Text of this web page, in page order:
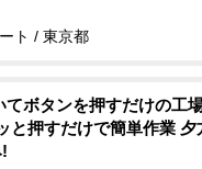
ト / 東京都
てボタンを押すだけの工
と押すだけで簡単作業 夕